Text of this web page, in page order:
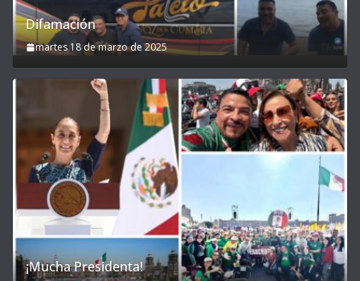
Difamación
martes 18 de marzo de 2025
¡Mucha Presidenta!